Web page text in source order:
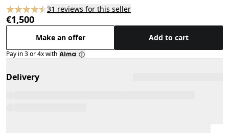
31 reviews for this seller
€1,500
Make an offer Add to cart
Pay in 3 or 4x with
Delivery